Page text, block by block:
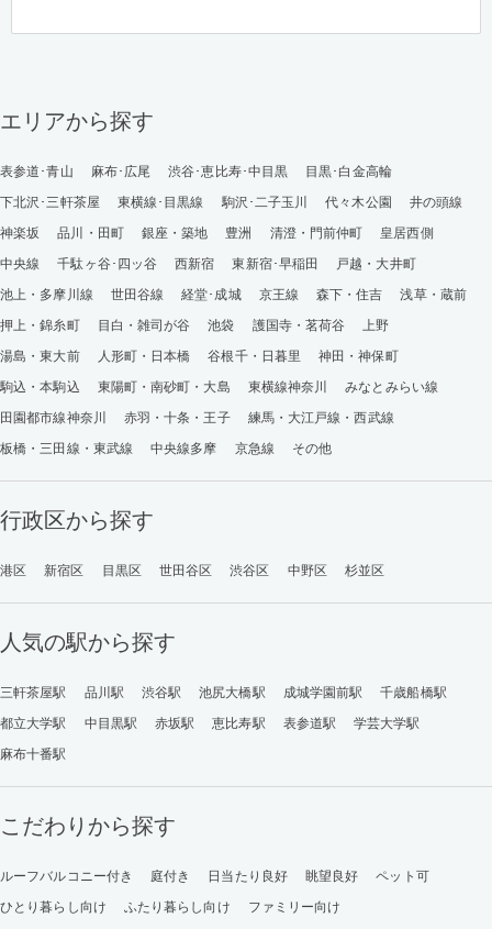
エリアから探す
表参道･青山 麻布･広尾 渋谷･恵比寿･中目黒
目黒･白金高輪
下北沢･三軒茶屋
東横線･目黒線 駒沢･二子玉川 代々木公園
井の頭線
神楽坂
品川・田町 銀座・築地 豊洲 清澄・門前仲町
皇居西側
中央線
千駄ヶ谷･四ッ谷 西新宿 東新宿･早稲田
戸越・大井町
池上・多摩川線
世田谷線 経堂･成城 京王線 森下・住吉
浅草・蔵前
押上・錦糸町
目白・雑司が谷 池袋 護国寺・茗荷谷
上野
湯島・東大前
人形町・日本橋 谷根千・日暮里
神田・神保町
駒込・本駒込
東陽町・南砂町・大島 東横線神奈川
みなとみらい線
田園都市線神奈川
赤羽・十条・王子
練馬・大江戸線・西武線
板橋・三田線・東武線
中央線多摩 京急線 その他
行政区から探す
港区 新宿区 目黒区 世田谷区 渋谷区 中野区 杉並区
人気の駅から探す
三軒茶屋駅 品川駅 渋谷駅 池尻大橋駅 成城学園前駅
千歳船橋駅
都立大学駅
中目黒駅 赤坂駅 恵比寿駅 表参道駅
学芸大学駅
麻布十番駅
こだわりから探す
ルーフバルコニー付き 庭付き 日当たり良好 眺望良好
ペット可
ひとり暮らし向け
ふたり暮らし向け ファミリー向け